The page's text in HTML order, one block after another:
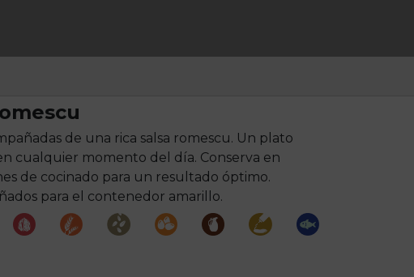
de una rica salsa romescu. Un plato
cualquier momento del día. Conserva en
de cocinado para un resultado óptimo.
para el contenedor amarillo.